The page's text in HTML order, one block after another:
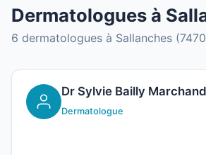
Dermatologues à
6 dermatologues à Sallanches
Dr Sylvie Bailly Marchand
Dermatologue